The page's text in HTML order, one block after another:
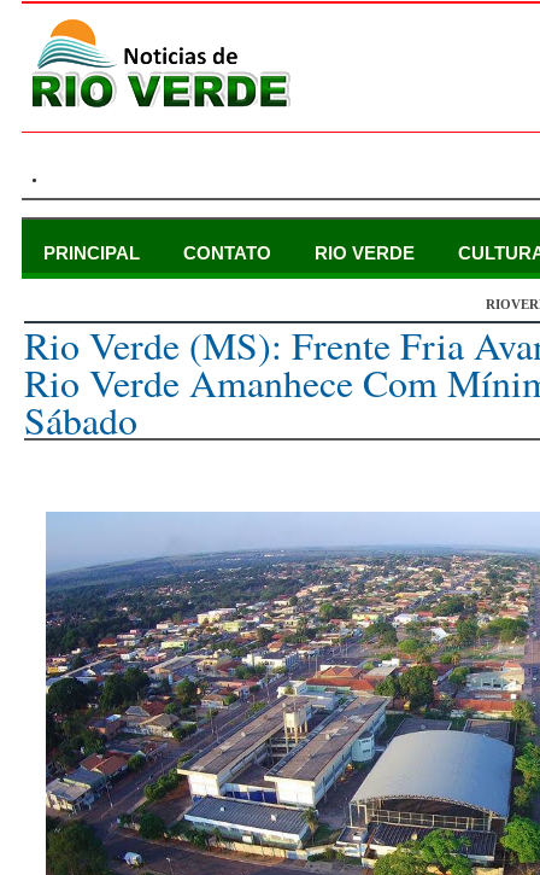
.
PRINCIPAL CONTATO RIO VERDE
Rio Verde (MS): Frente Fria
Rio Verde Amanhece Com
Sábado